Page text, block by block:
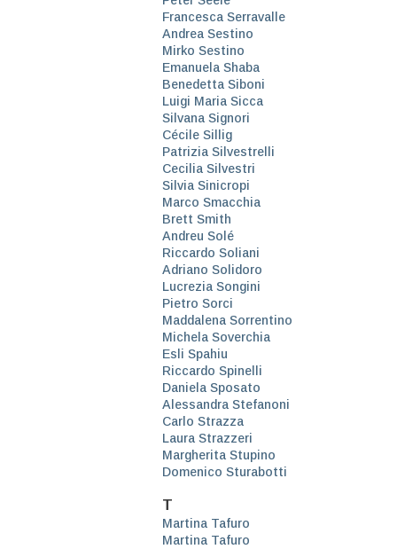
Francesca Serravalle
Andrea Sestino
Mirko Sestino
Emanuela Shaba
Benedetta Siboni
Luigi Maria Sicca
Silvana Signori
Cécile Sillig
Patrizia Silvestrelli
Cecilia Silvestri
Silvia Sinicropi
Marco Smacchia
Brett Smith
Andreu Solé
Riccardo Soliani
Adriano Solidoro
Lucrezia Songini
Pietro Sorci
Maddalena Sorrentino
Michela Soverchia
Esli Spahiu
Riccardo Spinelli
Daniela Sposato
Alessandra Stefanoni
Carlo Strazza
Laura Strazzeri
Margherita Stupino
Domenico Sturabotti
T
Martina Tafuro
Martina Tafuro